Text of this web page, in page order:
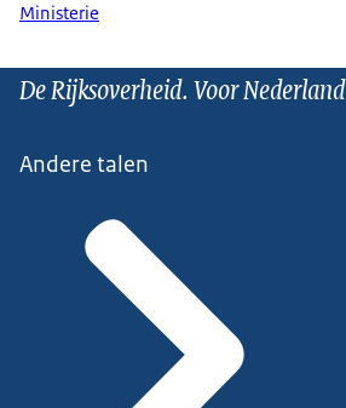
Ministerie
De Rijksoverheid. Voor Nederland
Andere talen